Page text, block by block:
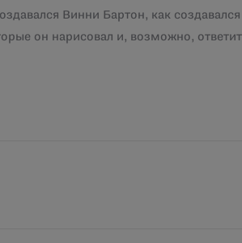
Винни Бартон, как
он нарисовал и, возможно,